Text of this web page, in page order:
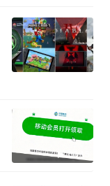
00:15